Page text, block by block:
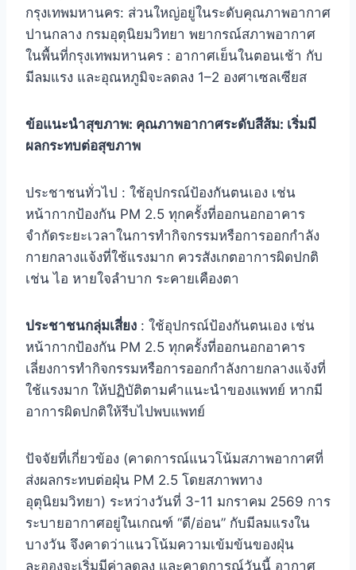
กรุงเทพมหานคร: ส่วนใหญ่อยู่ในระดับคุณภาพอากาศ
ปานกลาง กรมอุตุนิยมวิทยา พยากรณ์สภาพอากาศ
ในพื้นที่กรุงเทพมหานคร : อากาศเย็นในตอนเช้า กับ
มีลมแรง และอุณหภูมิจะลดลง 1–2 องศาเซลเซียส
ข้อแนะนำสุขภาพ: คุณภาพอากาศระดับสีส้ม: เริ่มมี
ผลกระทบต่อสุขภาพ
ประชาชนทั่วไป : ใช้อุปกรณ์ป้องกันตนเอง เช่น
หน้ากากป้องกัน PM 2.5 ทุกครั้งที่ออกนอกอาคาร
จำกัดระยะเวลาในการทำกิจกรรมหรือการออกกำลัง
กายกลางแจ้งที่ใช้แรงมาก ควรสังเกตอาการผิดปกติ
เช่น ไอ หายใจลำบาก ระคายเคืองตา
ประชาชนกลุ่มเสี่ยง : ใช้อุปกรณ์ป้องกันตนเอง เช่น
หน้ากากป้องกัน PM 2.5 ทุกครั้งที่ออกนอกอาคาร
เลี่ยงการทำกิจกรรมหรือการออกกำลังกายกลางแจ้งที่
ใช้แรงมาก ให้ปฏิบัติตามคำแนะนำของแพทย์ หากมี
อาการผิดปกติให้รีบไปพบแพทย์
ปัจจัยที่เกี่ยวข้อง (คาดการณ์แนวโน้มสภาพอากาศที่
ส่งผลกระทบต่อฝุ่น PM 2.5 โดยสภาพทาง
อุตุนิยมวิทยา) ระหว่างวันที่ 3-11 มกราคม 2569 การ
ระบายอากาศอยู่ในเกณฑ์ “ดี/อ่อน” กับมีลมแรงใน
บางวัน จึงคาดว่าแนวโน้มความเข้มข้นของฝุ่น
ละอองจะเริ่มมีค่าลดลง และคาดการณ์วันนี้ อากาศ